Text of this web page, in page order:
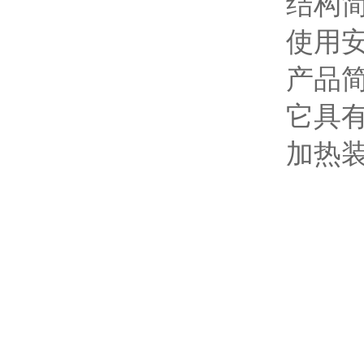
使用
产品
它具
加热